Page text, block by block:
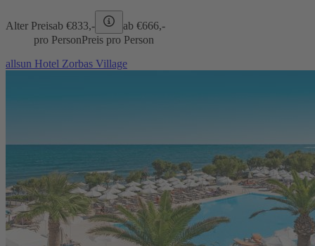
Alter Preisab €833,- ab €666,-
pro PersonPreis pro Person
allsun Hotel Zorbas Village